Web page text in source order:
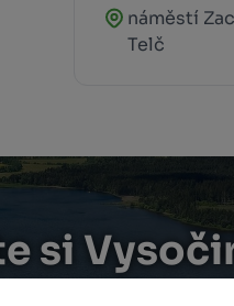
náměstí
Telč
si